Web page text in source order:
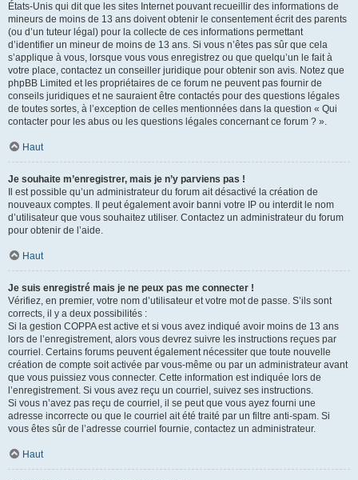
États-Unis qui dit que les sites Internet pouvant recueillir des informations de
mineurs de moins de 13 ans doivent obtenir le consentement écrit des parents
(ou d’un tuteur légal) pour la collecte de ces informations permettant
d’identifier un mineur de moins de 13 ans. Si vous n’êtes pas sûr que cela
s’applique à vous, lorsque vous vous enregistrez ou que quelqu’un le fait à
votre place, contactez un conseiller juridique pour obtenir son avis. Notez que
phpBB Limited et les propriétaires de ce forum ne peuvent pas fournir de
conseils juridiques et ne sauraient être contactés pour des questions légales
de toutes sortes, à l’exception de celles mentionnées dans la question « Qui
contacter pour les abus ou les questions légales concernant ce forum ? ».
Haut
Je souhaite m’enregistrer, mais je n’y parviens pas !
Il est possible qu’un administrateur du forum ait désactivé la création de
nouveaux comptes. Il peut également avoir banni votre IP ou interdit le nom
d’utilisateur que vous souhaitez utiliser. Contactez un administrateur du forum
pour obtenir de l’aide.
Haut
Je suis enregistré mais je ne peux pas me connecter !
Vérifiez, en premier, votre nom d’utilisateur et votre mot de passe. S’ils sont
corrects, il y a deux possibilités :
Si la gestion COPPA est active et si vous avez indiqué avoir moins de 13 ans
lors de l’enregistrement, alors vous devrez suivre les instructions reçues par
courriel. Certains forums peuvent également nécessiter que toute nouvelle
création de compte soit activée par vous-même ou par un administrateur avant
que vous puissiez vous connecter. Cette information est indiquée lors de
l’enregistrement. Si vous avez reçu un courriel, suivez ses instructions.
Si vous n’avez pas reçu de courriel, il se peut que vous ayez fourni une
adresse incorrecte ou que le courriel ait été traité par un filtre anti-spam. Si
vous êtes sûr de l’adresse courriel fournie, contactez un administrateur.
Haut